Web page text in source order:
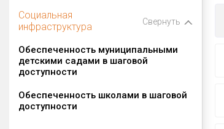
Социальная
инфраструктура
Свернуть
Обеспеченность муниципальными
детскими садами в шаговой
доступности
Обеспеченность школами в шаговой
доступности